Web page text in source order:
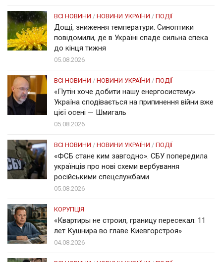
ВСІ НОВИНИ / НОВИНИ УКРАЇНИ / ПОДІЇ
Дощі, зниження температури. Синоптики
повідомили, де в Україні спаде сильна спека
до кінця тижня
05.08.2026
ВСІ НОВИНИ / НОВИНИ УКРАЇНИ / ПОДІЇ
«Путін хоче добити нашу енергосистему».
Україна сподівається на припинення війни вже
цієї осені — Шмигаль
05.08.2026
ВСІ НОВИНИ / НОВИНИ УКРАЇНИ / ПОДІЇ
«ФСБ стане ким завгодно». СБУ попередила
українців про нові схеми вербування
російськими спецслужбами
05.08.2026
КОРУПЦІЯ
«Квартиры не строил, границу пересекал: 11
лет Кушнира во главе Киевгорстроя»
04.08.2026